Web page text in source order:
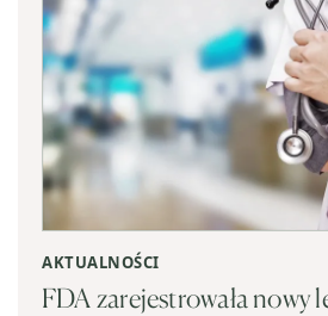
AKTUALNOŚCI
FDA zarejestrowała nowy